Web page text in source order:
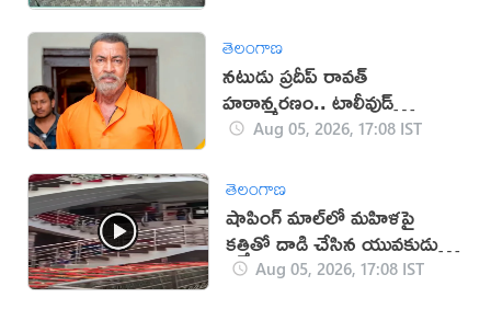
తెలంగాణ
నటుడు ప్రదీప్ రావత్
హఠాన్మరణం.. టాలీవుడ్
స్పందనపై విమర్శలు
Aug 05, 2026, 17:08 IST
తెలంగాణ
షాపింగ్ మాల్‌లో మహిళపై
కత్తితో దాడి చేసిన యువకుడు
(వీడియో)
Aug 05, 2026, 17:08 IST